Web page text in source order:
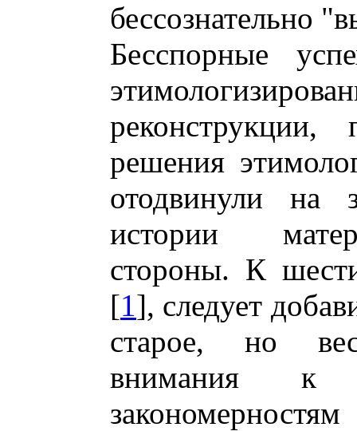
бессознательно
Бесспорные
решения
отодвинули на
истории
стороны. К
[1], следует
старое, но
внимания к